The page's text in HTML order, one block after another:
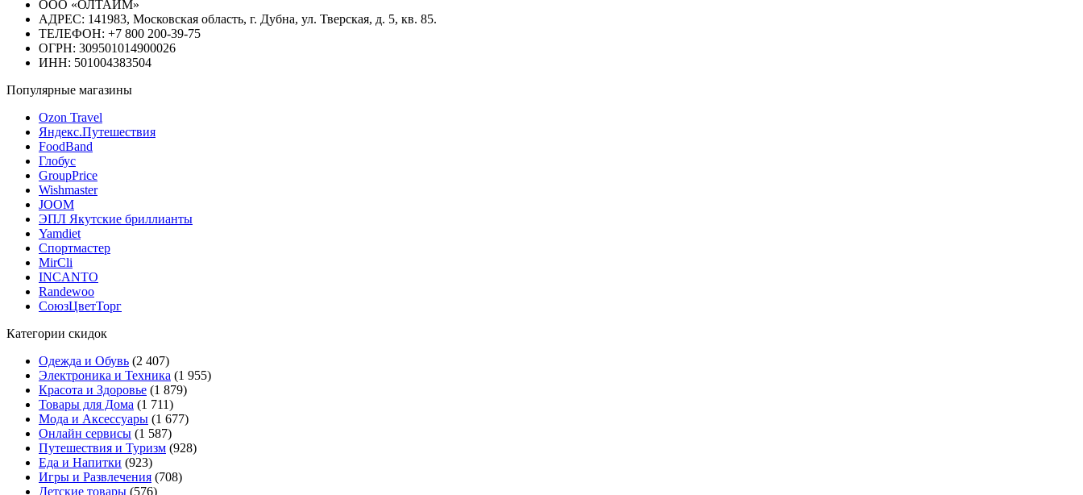
ООО «ОЛТАЙМ»
АДРЕС: 141983, Московская область, г. Дубна, ул. Тверская, д. 5, кв. 85.
ТЕЛЕФОН: +7 800 200-39-75
ОГРН: 309501014900026
ИНН: 501004383504
Популярные магазины
Ozon Travel
Яндекс.Путешествия
FoodBand
Глобус
GroupPrice
Wishmaster
JOOM
ЭПЛ Якутские бриллианты
Yamdiet
Спортмастер
MirCli
INCANTO
Randewoo
СоюзЦветТорг
Категории скидок
Одежда и Обувь (2 407)
Электроника и Техника (1 955)
Красота и Здоровье (1 879)
Товары для Дома (1 711)
Мода и Аксессуары (1 677)
Онлайн сервисы (1 587)
Путешествия и Туризм (928)
Еда и Напитки (923)
Игры и Развлечения (708)
Детские товары (576)